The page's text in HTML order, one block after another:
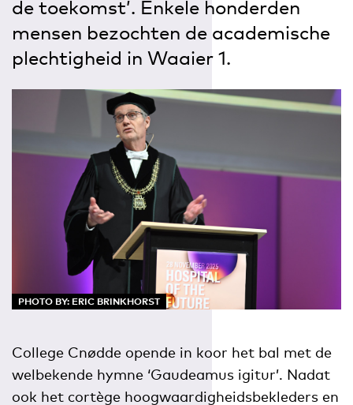
de toekomst’. Enkele honderden
mensen bezochten de academische
plechtigheid in Waaier 1.
PHOTO BY: ERIC BRINKHORST
College Cnødde opende in koor het bal met de
welbekende hymne ‘Gaudeamus igitur’. Nadat
ook het cortège hoogwaardigheidsbekleders en